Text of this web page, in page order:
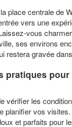
place centrale de
vers une
vous
ses environs
restera gravée
pratiques
vérifier les
planifier vos
et parfaits pour